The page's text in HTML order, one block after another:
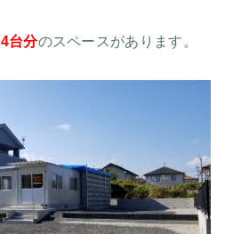
4台分のスペースがあります。